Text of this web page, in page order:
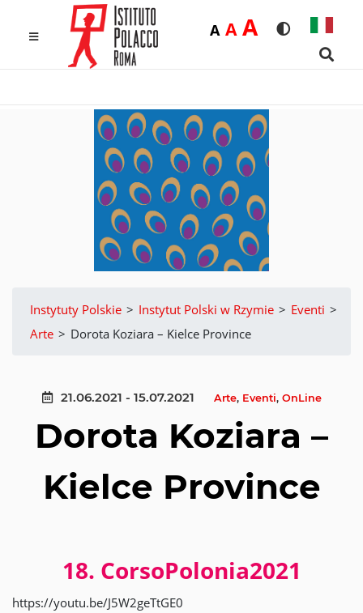
Rozmiar
ADomyślna
AŚrednia
ADużaWersja
Instytuty Polskie > Instytut Polski w Rzymie > Eventi >
Arte > Dorota Koziara – Kielce Province
21.06.2021 - 15.07.2021 Arte, Eventi, OnLine
Dorota Koziara –
Kielce Province
18. CorsoPolonia2021
https://youtu.be/J5W2geTtGE0